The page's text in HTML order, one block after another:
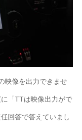
映像を出力できませ
「TTは映像出力がで
回答で答えていまし